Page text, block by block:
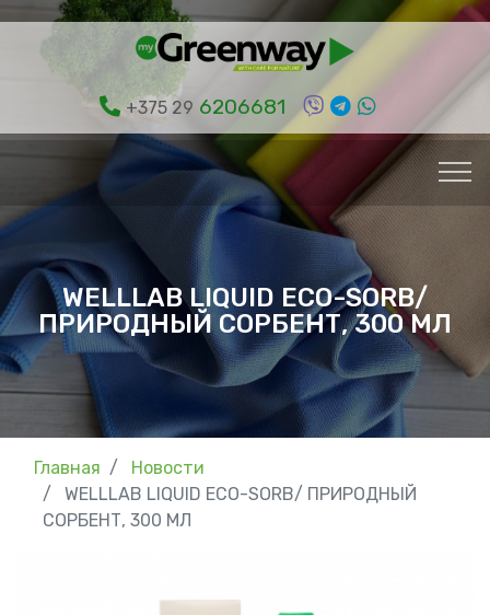
+375 29 6206681
WELLLAB LIQUID ECO-SORB/
ПРИРОДНЫЙ СОРБЕНТ, 300 МЛ
Главная
Новости
WELLLAB LIQUID ECO-SORB/ ПРИРОДНЫЙ
СОРБЕНТ, 300 МЛ